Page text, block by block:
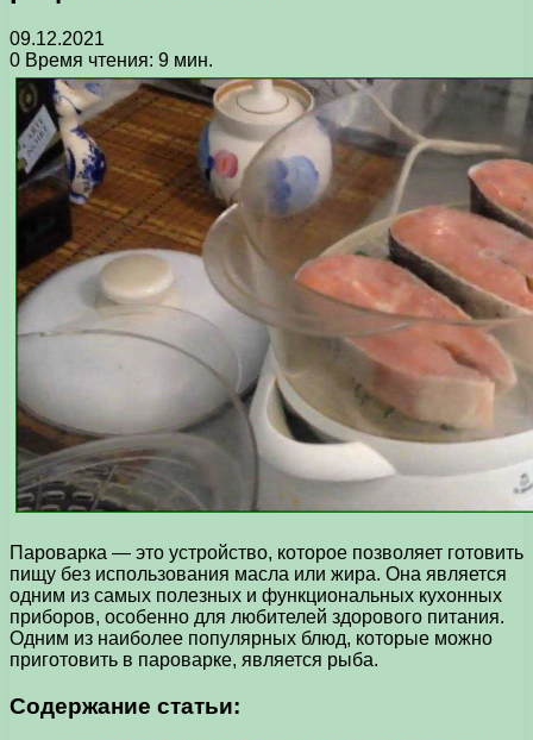
09.12.2021
0 Время чтения: 9 мин.
Пароварка — это устройство, которое позволяет готовить
пищу без использования масла или жира. Она является
одним из самых полезных и функциональных кухонных
приборов, особенно для любителей здорового питания.
Одним из наиболее популярных блюд, которые можно
приготовить в пароварке, является рыба.
Содержание статьи: